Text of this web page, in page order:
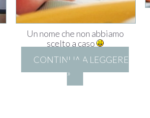
Un nome che non abbiamo
scelto a caso
CONTINUA A LEGGERE
»